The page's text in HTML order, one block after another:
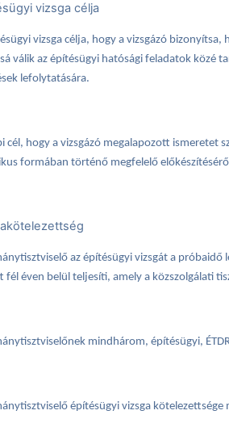
vizsga célja
vizsga célja, hogy a vizsgázó
válik az építésügyi hatósági feladatok közé
lefolytatására.
cél, hogy a vizsgázó megalapozott
formában történő megfelelő
az építésügyi vizsgát a
fél éven belül teljesíti, amely a közszolgálati
mindhárom, építésügyi,
építésügyi vizsga